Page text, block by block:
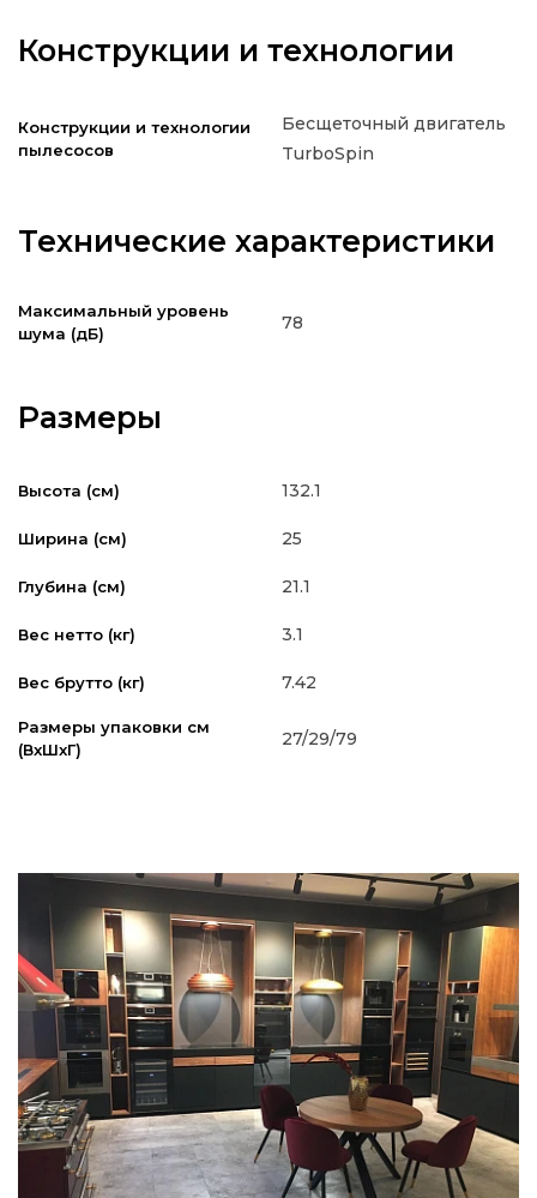
Конструкции и технологии
Конструкции и технологии
пылесосов
Бесщеточный двигатель
TurboSpin
Технические характеристики
Максимальный уровень
шума (дБ)
78
Размеры
Высота (см) 132.1
Ширина (см) 25
Глубина (см) 21.1
Вес нетто (кг) 3.1
Вес брутто (кг) 7.42
Размеры упаковки см
(ВxШxГ)
27/29/79